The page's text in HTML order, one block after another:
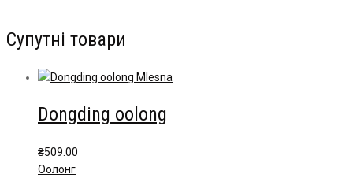
Супутні товари
Dongding oolong
₴509.00
Oолонг